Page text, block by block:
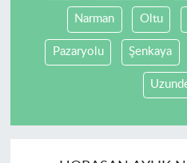
Narman Oltu
Pazaryolu Şenkaya